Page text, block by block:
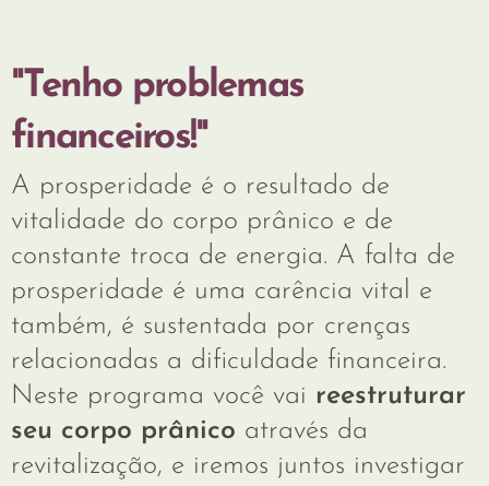
"Tenho problemas
financeiros!"
A prosperidade é o resultado de
vitalidade do corpo prânico e de
constante troca de energia. A falta de
prosperidade é uma carência vital e
também, é sustentada por crenças
relacionadas a dificuldade financeira.
Neste programa você vai reestruturar
seu corpo prânico através da
revitalização, e iremos juntos investigar